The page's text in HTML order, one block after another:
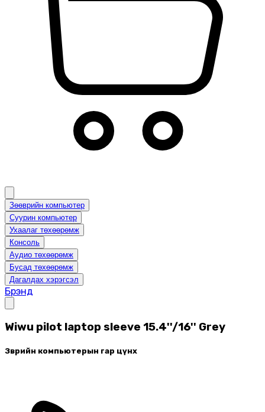
Зөөврийн компьютер
Суурин компьютер
Ухаалаг төхөөрөмж
Консоль
Аудио төхөөрөмж
Бусад төхөөрөмж
Дагалдах хэрэгсэл
Брэнд
Wiwu pilot laptop sleeve 15.4''/16'' Grey
Зөөврийн компьютерын гар цүнх